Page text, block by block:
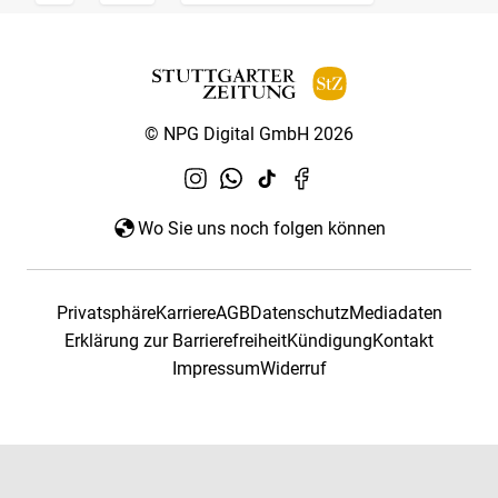
© NPG Digital GmbH 2026
Wo Sie uns noch folgen können
PrivatsphäreKarriereAGBDatenschutzMediadaten
Erklärung zur BarrierefreiheitKündigungKontakt
ImpressumWiderruf